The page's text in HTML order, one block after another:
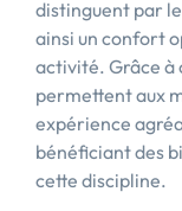
distinguent par
ainsi un confort
activité. Grâce à
permettent aux
expérience
bénéficiant des
cette discipline.